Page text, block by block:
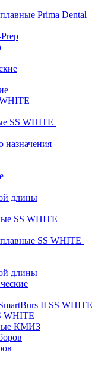
Prima Dental
SS WHITE
назначения
длины
SS WHITE
SS WHITE
длины
II SS WHITE
WHITE
КМИЗ